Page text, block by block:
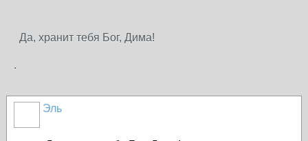
Да, хранит тебя Бог, Дима!
.
Эль